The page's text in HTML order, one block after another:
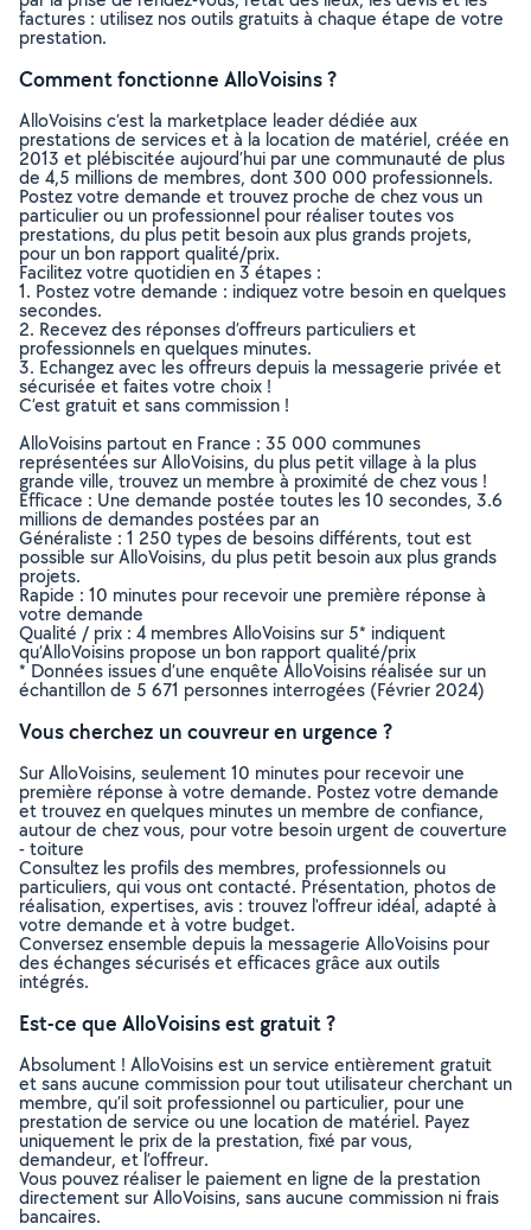
factures : utilisez nos outils gratuits à chaque étape de votre
prestation.
Comment fonctionne AlloVoisins ?
AlloVoisins c’est la marketplace leader dédiée aux
prestations de services et à la location de matériel, créée en
2013 et plébiscitée aujourd’hui par une communauté de plus
de 4,5 millions de membres, dont 300 000 professionnels.
Postez votre demande et trouvez proche de chez vous un
particulier ou un professionnel pour réaliser toutes vos
prestations, du plus petit besoin aux plus grands projets,
pour un bon rapport qualité/prix.
Facilitez votre quotidien en 3 étapes :
1. Postez votre demande : indiquez votre besoin en quelques
secondes.
2. Recevez des réponses d’offreurs particuliers et
professionnels en quelques minutes.
3. Echangez avec les offreurs depuis la messagerie privée et
sécurisée et faites votre choix !
C’est gratuit et sans commission !
AlloVoisins partout en France : 35 000 communes
représentées sur AlloVoisins, du plus petit village à la plus
grande ville, trouvez un membre à proximité de chez vous !
Efficace : Une demande postée toutes les 10 secondes, 3.6
millions de demandes postées par an
Généraliste : 1 250 types de besoins différents, tout est
possible sur AlloVoisins, du plus petit besoin aux plus grands
projets.
Rapide : 10 minutes pour recevoir une première réponse à
votre demande
Qualité / prix : 4 membres AlloVoisins sur 5* indiquent
qu’AlloVoisins propose un bon rapport qualité/prix
* Données issues d’une enquête AlloVoisins réalisée sur un
échantillon de 5 671 personnes interrogées (Février 2024)
Vous cherchez un couvreur en urgence ?
Sur AlloVoisins, seulement 10 minutes pour recevoir une
première réponse à votre demande. Postez votre demande
et trouvez en quelques minutes un membre de confiance,
autour de chez vous, pour votre besoin urgent de couverture
- toiture
Consultez les profils des membres, professionnels ou
particuliers, qui vous ont contacté. Présentation, photos de
réalisation, expertises, avis : trouvez l'offreur idéal, adapté à
votre demande et à votre budget.
Conversez ensemble depuis la messagerie AlloVoisins pour
des échanges sécurisés et efficaces grâce aux outils
intégrés.
Est-ce que AlloVoisins est gratuit ?
Absolument ! AlloVoisins est un service entièrement gratuit
et sans aucune commission pour tout utilisateur cherchant un
membre, qu’il soit professionnel ou particulier, pour une
prestation de service ou une location de matériel. Payez
uniquement le prix de la prestation, fixé par vous,
demandeur, et l’offreur.
Vous pouvez réaliser le paiement en ligne de la prestation
directement sur AlloVoisins, sans aucune commission ni frais
bancaires.